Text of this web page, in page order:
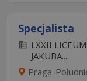
Specjalista
LXXII
JAKUBA...
Praga-